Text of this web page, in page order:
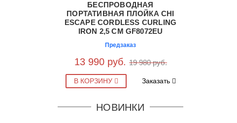
БЕСПРОВОДНАЯ
ПОРТАТИВНАЯ ПЛОЙКА CHI
ESCAPE CORDLESS CURLING
IRON 2,5 СМ GF8072EU
Предзаказ
13 990 руб. 19 980 руб.
В КОРЗИНУ Заказать
НОВИНКИ